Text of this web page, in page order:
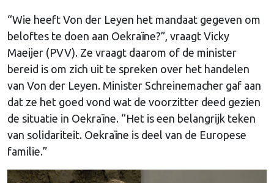
“Wie heeft Von der Leyen het mandaat gegeven om
beloftes te doen aan Oekraïne?”, vraagt Vicky
Maeijer (PVV). Ze vraagt daarom of de minister
bereid is om zich uit te spreken over het handelen
van Von der Leyen. Minister Schreinemacher gaf aan
dat ze het goed vond wat de voorzitter deed gezien
de situatie in Oekraïne. “Het is een belangrijk teken
van solidariteit. Oekraïne is deel van de Europese
familie.”